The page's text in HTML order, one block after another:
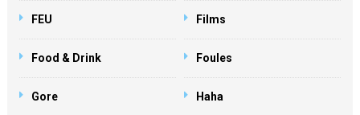
FEU Films
Food & Drink Foules
Gore Haha